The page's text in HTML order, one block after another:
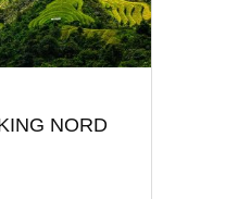
NORD